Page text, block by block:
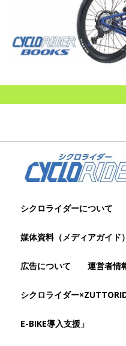
シクロライダーについて
媒体資料（メディアガイド
広告について 運営者情
シクロライダー
E-BIKE導入支援」